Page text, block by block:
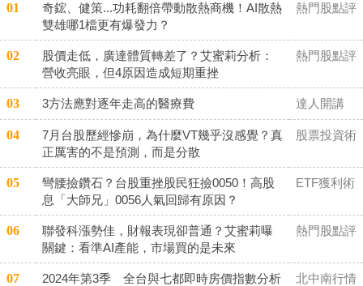
01
奇鋐、健策...功耗翻倍帶動散熱商機！AI散熱
雙雄哪1檔更有爆發力？
熱門股點評
02
股價走低，廣達體質轉差了？艾蜜莉分析：
營收亮眼，但4原因造成短期重挫
熱門股點評
03 3方法應對逐年走高的醫療費 達人開講
04
7月台股歷經慘崩，為什麼VT幾乎沒感覺？真
正厲害的不是預測，而是分散
股票投資術
05
彎腰撿鑽石？台股重挫股民狂撿0050！高股
息「大師兄」0056人氣回歸有原因？
ETF獲利術
06
聯發科漲勢佳，財報表現卻普通？艾蜜莉曝
關鍵：看準AI產能，市場買的是未來
熱門股點評
07 2024年第3季 全台與七都即時房價指數分析 北中南行情